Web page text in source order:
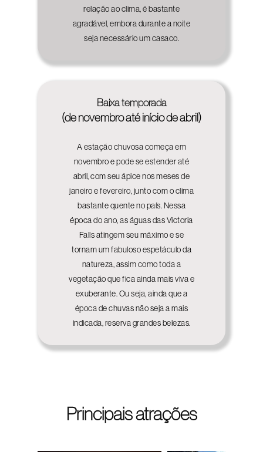
relação ao clima, é bastante
agradável, embora durante a noite
seja necessário um casaco.
Baixa temporada
(de novembro até início de abril)
A estação chuvosa começa em
novembro e pode se estender até
abril, com seu ápice nos meses de
janeiro e fevereiro, junto com o clima
bastante quente no país. Nessa
época do ano, as águas das Victoria
Falls atingem seu máximo e se
tornam um fabuloso espetáculo da
natureza, assim como toda a
vegetação que fica ainda mais viva e
exuberante. Ou seja, ainda que a
época de chuvas não seja a mais
indicada, reserva grandes belezas.
Principais atrações